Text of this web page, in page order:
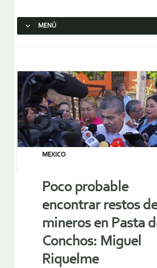
MENÚ
MEXICO
Poco probable
encontrar restos
mineros en Pasta
Conchos: Miguel
Riquelme